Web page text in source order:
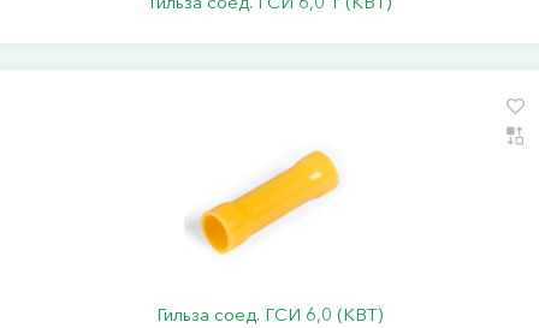
Гильза соед. ГСИ 6,0 (КВТ)